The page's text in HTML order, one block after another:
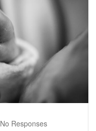
No Responses